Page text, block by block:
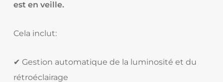
est en veille.
Cela inclut:
✔ Gestion automatique de la luminosité et du
rétroéclairage